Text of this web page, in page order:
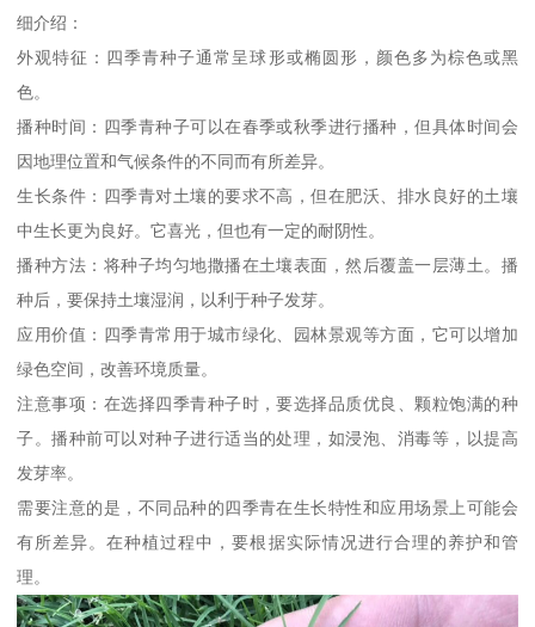
细介绍：
外观特征：四季青种子通常呈球形或椭圆形，颜色多为棕色或黑
色。
播种时间：四季青种子可以在春季或秋季进行播种，但具体时间会
因地理位置和气候条件的不同而有所差异。
生长条件：四季青对土壤的要求不高，但在肥沃、排水良好的土壤
中生长更为良好。它喜光，但也有一定的耐阴性。
播种方法：将种子均匀地撒播在土壤表面，然后覆盖一层薄土。播
种后，要保持土壤湿润，以利于种子发芽。
应用价值：四季青常用于城市绿化、园林景观等方面，它可以增加
绿色空间，改善环境质量。
注意事项：在选择四季青种子时，要选择品质优良、颗粒饱满的种
子。播种前可以对种子进行适当的处理，如浸泡、消毒等，以提高
发芽率。
需要注意的是，不同品种的四季青在生长特性和应用场景上可能会
有所差异。在种植过程中，要根据实际情况进行合理的养护和管
理。